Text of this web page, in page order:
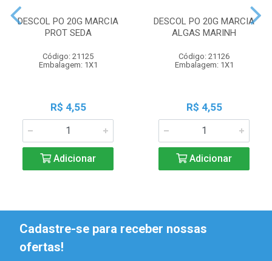
DESCOL PO 20G MARCIA
PROT SEDA
Código: 21125
Embalagem: 1X1
R$ 4,55
Adicionar
DESCOL PO 20G MARCIA
ALGAS MARINH
Código: 21126
Embalagem: 1X1
R$ 4,55
Adicionar
Cadastre-se para receber nossas
ofertas!